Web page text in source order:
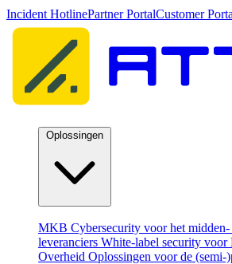
Incident HotlinePartner PortalCustomer
MKB Cybersecurity voor het
leveranciers White-label security voor
Overheid Oplossingen voor de (semi-